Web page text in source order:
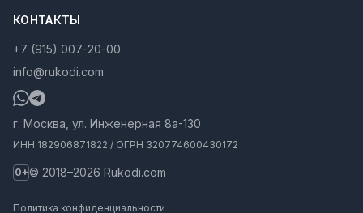
КОНТАКТЫ
+7 (915) 007-20-00
info@rukodi.com
г. Москва, ул. Инженерная 8а-130
ИНН 182906871822 / ОГРН 320774600430172
0+© 2018–2026 Rukodi.com
Политика конфиденциальности